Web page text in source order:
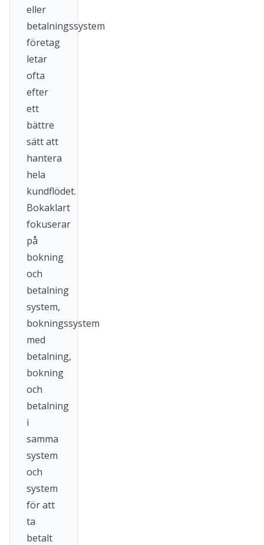
eller
betalningssystem
företag
letar
ofta
efter
ett
bättre
sätt att
hantera
hela
kundflödet.
Bokaklart
fokuserar
på
bokning
och
betalning
system,
bokningssystem
med
betalning,
bokning
och
betalning
i
samma
system
och
system
för att
ta
betalt